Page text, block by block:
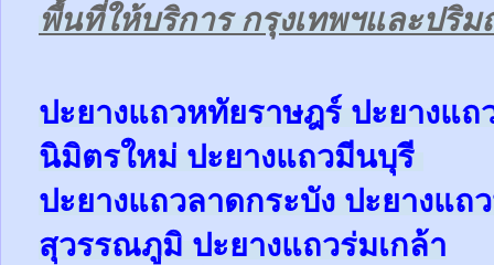
พื้นที่ให้บริการ กรุงเทพฯและปริ
ปะยางแถวหทัยราษฎร์ ปะยางแถ
นิมิตรใหม่ ปะยางแถวมีนบุรี
ปะยางแถวลาดกระบัง ปะยางแถว
สุวรรณภูมิ ปะยางแถวร่มเกล้า